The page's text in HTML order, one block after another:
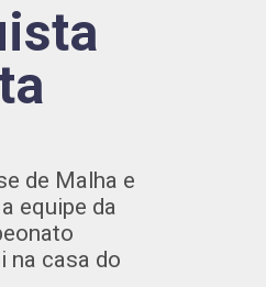
de Malha e
equipe da
na casa do